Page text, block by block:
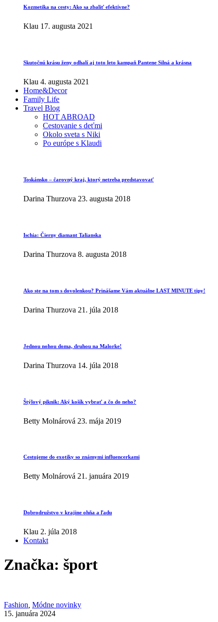
Kozmetika na cesty: Ako sa zbaliť efektívne?
Klau 17. augusta 2021
Skutočnú krásu ženy odhalí aj toto leto kampaň Pantene Silná a krásna
Klau 4. augusta 2021
Home&Decor
Family Life
Travel Blog
HOT ABROAD
Cestovanie s deťmi
Okolo sveta s Niki
Po európe s Klaudi
Toskánsko – čarovný kraj, ktorý netreba predstavovať
Darina Thurzova 23. augusta 2018
Ischia: Čierny diamant Talianska
Darina Thurzova 8. augusta 2018
Ako ste na tom s dovolenkou? Prinášame Vám aktuálne LAST MINUTE tipy!
Darina Thurzova 21. júla 2018
Jednou nohou doma, druhou na Malorke!
Darina Thurzova 14. júla 2018
Štýlový piknik: Aký košík vybrať a čo do neho?
Betty Molnárová 23. mája 2019
Cestujeme do exotiky so známymi influencerkami
Betty Molnárová 21. januára 2019
Dobrodružstvo v krajine ohňa a ľadu
Klau 2. júla 2018
Kontakt
Značka: šport
Fashion Módne novinky
15. januára 2024